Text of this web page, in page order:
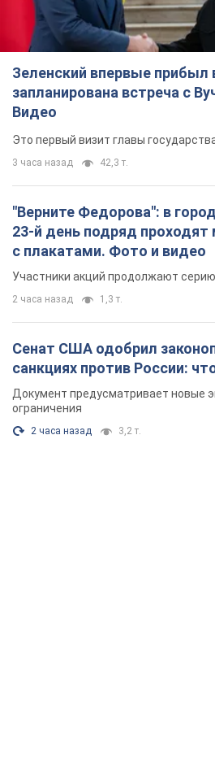
Зеленский впервые прибыл
запланирована встреча с
Видео
Это первый визит главы
3 часа назад 42,3 т.
"Верните Федорова": в
23-й день подряд
с плакатами. Фото и видео
Участники акций продолжают
2 часа назад 1,3 т.
Сенат США одобрил
санкциях против России:
Документ предусматривает новые
ограничения
2 часа назад 3,2 т.